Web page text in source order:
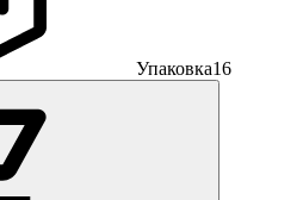
Упаковка16